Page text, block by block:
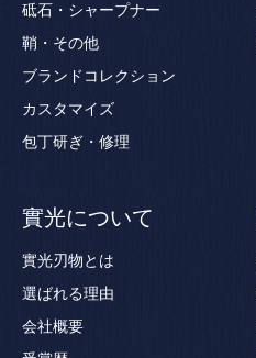
砥石・シャープナー
鞘・その他
ブランドコレクション
カスタマイズ
包丁研ぎ・修理
實光について
實光刃物とは
選ばれる理由
会社概要